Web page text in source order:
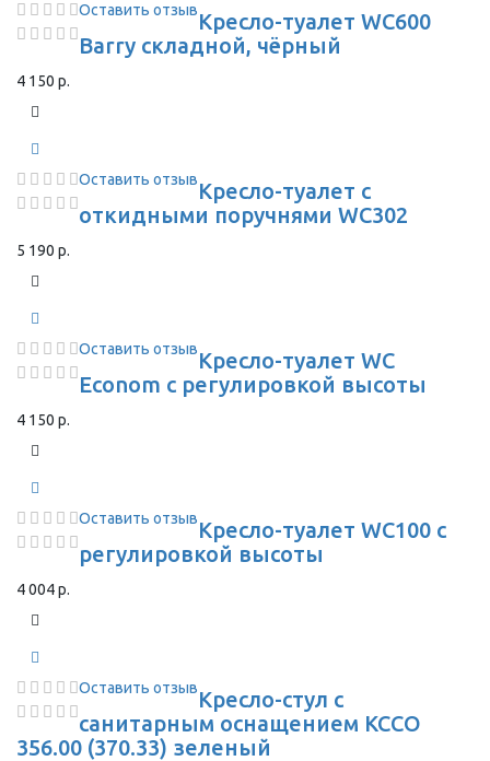
Оставить отзывКресло-туалет WC600
Barry складной, чёрный
4 150 р.
Оставить отзывКресло-туалет с
откидными поручнями WC302
5 190 р.
Оставить отзывКресло-туалет WC
Econom с регулировкой высоты
4 150 р.
Оставить отзывКресло-туалет WC100 с
регулировкой высоты
4 004 р.
Оставить отзывКресло-стул с
санитарным оснащением КССО
356.00 (370.33) зеленый